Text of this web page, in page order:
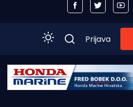
Početna
Prijava